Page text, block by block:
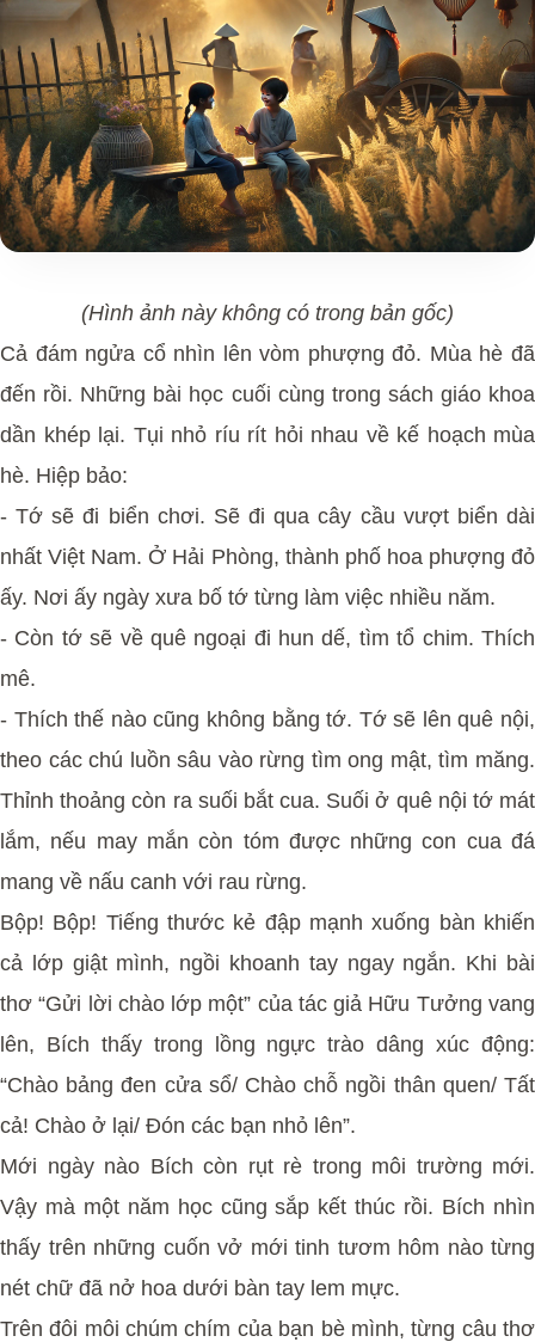
(Hình ảnh này không có trong bản gốc)
Cả đám ngửa cổ nhìn lên vòm phượng đỏ. Mùa hè đã
đến rồi. Những bài học cuối cùng trong sách giáo khoa
dần khép lại. Tụi nhỏ ríu rít hỏi nhau về kế hoạch mùa
hè. Hiệp bảo:
- Tớ sẽ đi biển chơi. Sẽ đi qua cây cầu vượt biển dài
nhất Việt Nam. Ở Hải Phòng, thành phố hoa phượng đỏ
ấy. Nơi ấy ngày xưa bố tớ từng làm việc nhiều năm.
- Còn tớ sẽ về quê ngoại đi hun dế, tìm tổ chim. Thích
mê.
- Thích thế nào cũng không bằng tớ. Tớ sẽ lên quê nội,
theo các chú luồn sâu vào rừng tìm ong mật, tìm măng.
Thỉnh thoảng còn ra suối bắt cua. Suối ở quê nội tớ mát
lắm, nếu may mắn còn tóm được những con cua đá
mang về nấu canh với rau rừng.
Bộp! Bộp! Tiếng thước kẻ đập mạnh xuống bàn khiến
cả lớp giật mình, ngồi khoanh tay ngay ngắn. Khi bài
thơ “Gửi lời chào lớp một” của tác giả Hữu Tưởng vang
lên, Bích thấy trong lồng ngực trào dâng xúc động:
“Chào bảng đen cửa sổ/ Chào chỗ ngồi thân quen/ Tất
cả! Chào ở lại/ Đón các bạn nhỏ lên”.
Mới ngày nào Bích còn rụt rè trong môi trường mới.
Vậy mà một năm học cũng sắp kết thúc rồi. Bích nhìn
thấy trên những cuốn vở mới tinh tươm hôm nào từng
nét chữ đã nở hoa dưới bàn tay lem mực.
Trên đôi môi chúm chím của bạn bè mình, từng câu thơ